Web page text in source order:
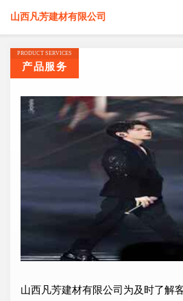
山西凡芳建材有限公司
PRODUCT SERVICES
产品服务
山西凡芳建材有限公司为及时了解